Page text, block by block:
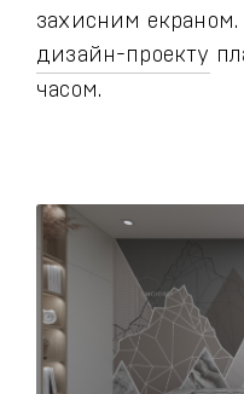
захисним
дизайн-проекту
часом.